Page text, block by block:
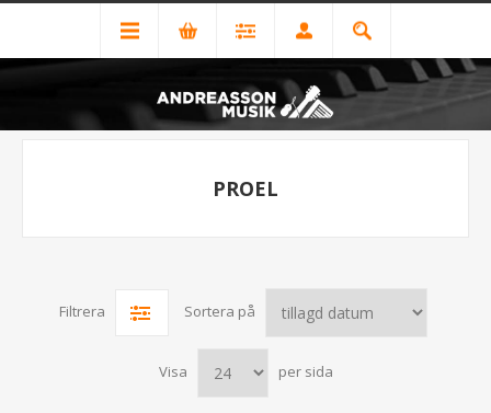
PROEL
Filtrera Sortera på
Visa per sida